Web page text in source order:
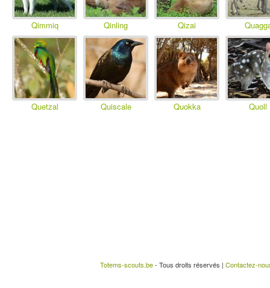
Qimmiq Qinling Qizai
Quetzal Quiscale Quokka Quoll
Totems-scouts.be- Tous droits réservés | Contactez-